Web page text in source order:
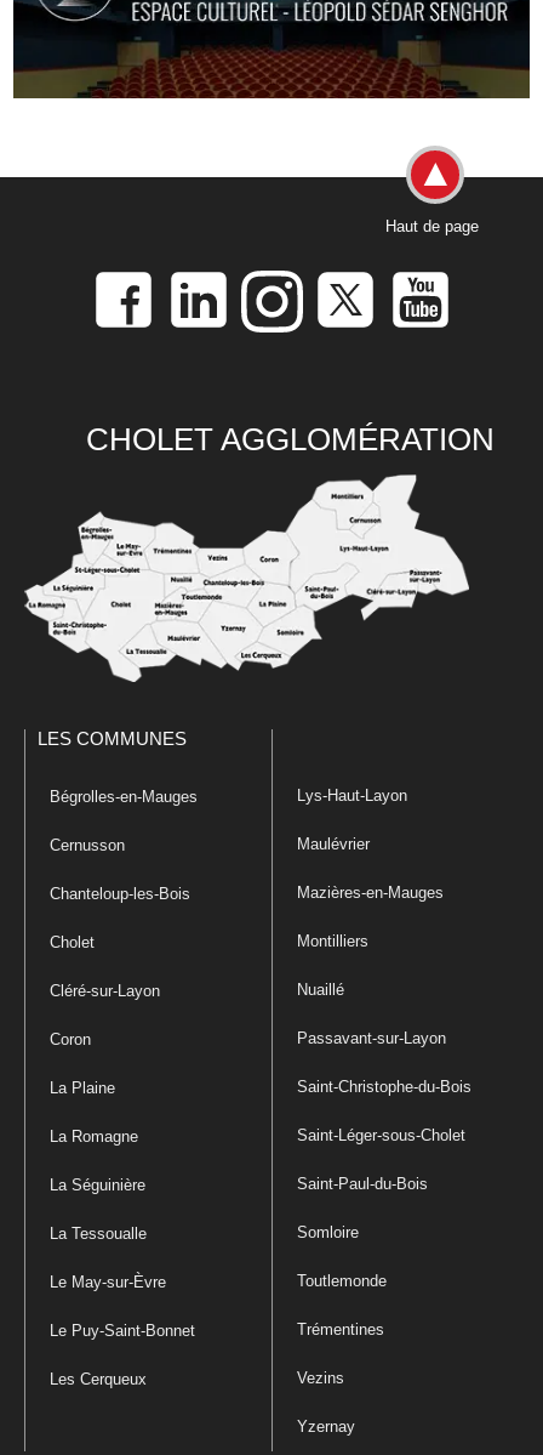
Haut de page
CHOLET AGGLOMÉRATION
LES COMMUNES
Bégrolles-en-Mauges
Cernusson
Chanteloup-les-Bois
Cholet
Cléré-sur-Layon
Coron
La Plaine
La Romagne
La Séguinière
La Tessoualle
Le May-sur-Èvre
Le Puy-Saint-Bonnet
Les Cerqueux
Lys-Haut-Layon
Maulévrier
Mazières-en-Mauges
Montilliers
Nuaillé
Passavant-sur-Layon
Saint-Christophe-du-Bois
Saint-Léger-sous-Cholet
Saint-Paul-du-Bois
Somloire
Toutlemonde
Trémentines
Vezins
Yzernay